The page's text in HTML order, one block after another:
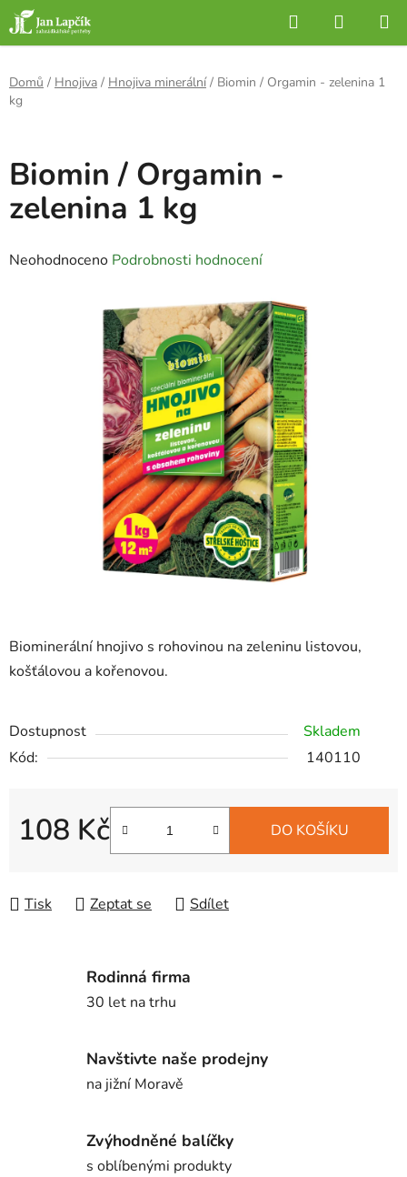
Přejít
na
obsah
Hledat
KOŠÍK
Domů / Hnojiva / Hnojiva minerální / Biomin / Orgamin - zelenina 1
kg
Biominerální hnojivo s rohovinou na zeleninu listovou,
košťálovou a kořenovou.
Dostupnost
Skladem
Kód:
140110
108 Kč DO KOŠÍKU
Tisk Zeptat se Sdílet
Biomin / Orgamin -
zelenina 1 kg
Průměrné
Neohodnoceno Podrobnosti hodnocení
Rodinná firma
30 let na trhu
Navštivte naše prodejny
na jižní Moravě
Zvýhodněné balíčky
s oblíbenými produkty